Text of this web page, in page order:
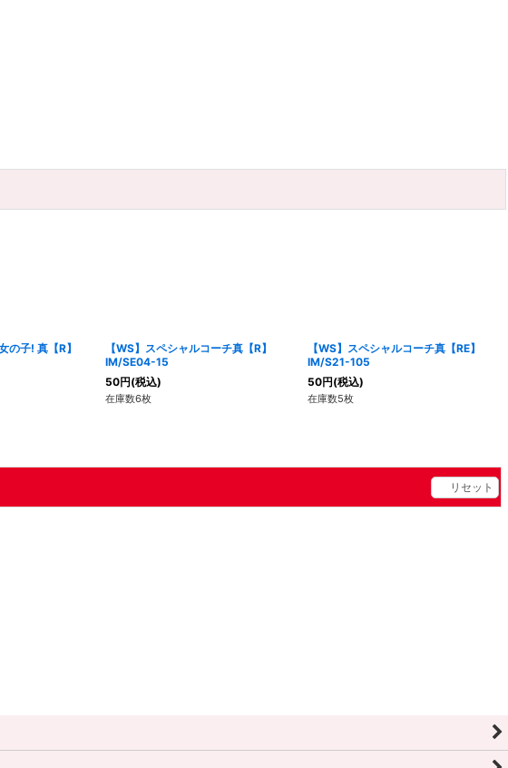
の子! 真【R】
【WS】スペシャルコーチ真【R】
IM/SE04-15
50円(税込)
在庫数6枚
【WS】スペシャルコーチ真【RE】
IM/S21-105
50円(税込)
在庫数5枚
リセット